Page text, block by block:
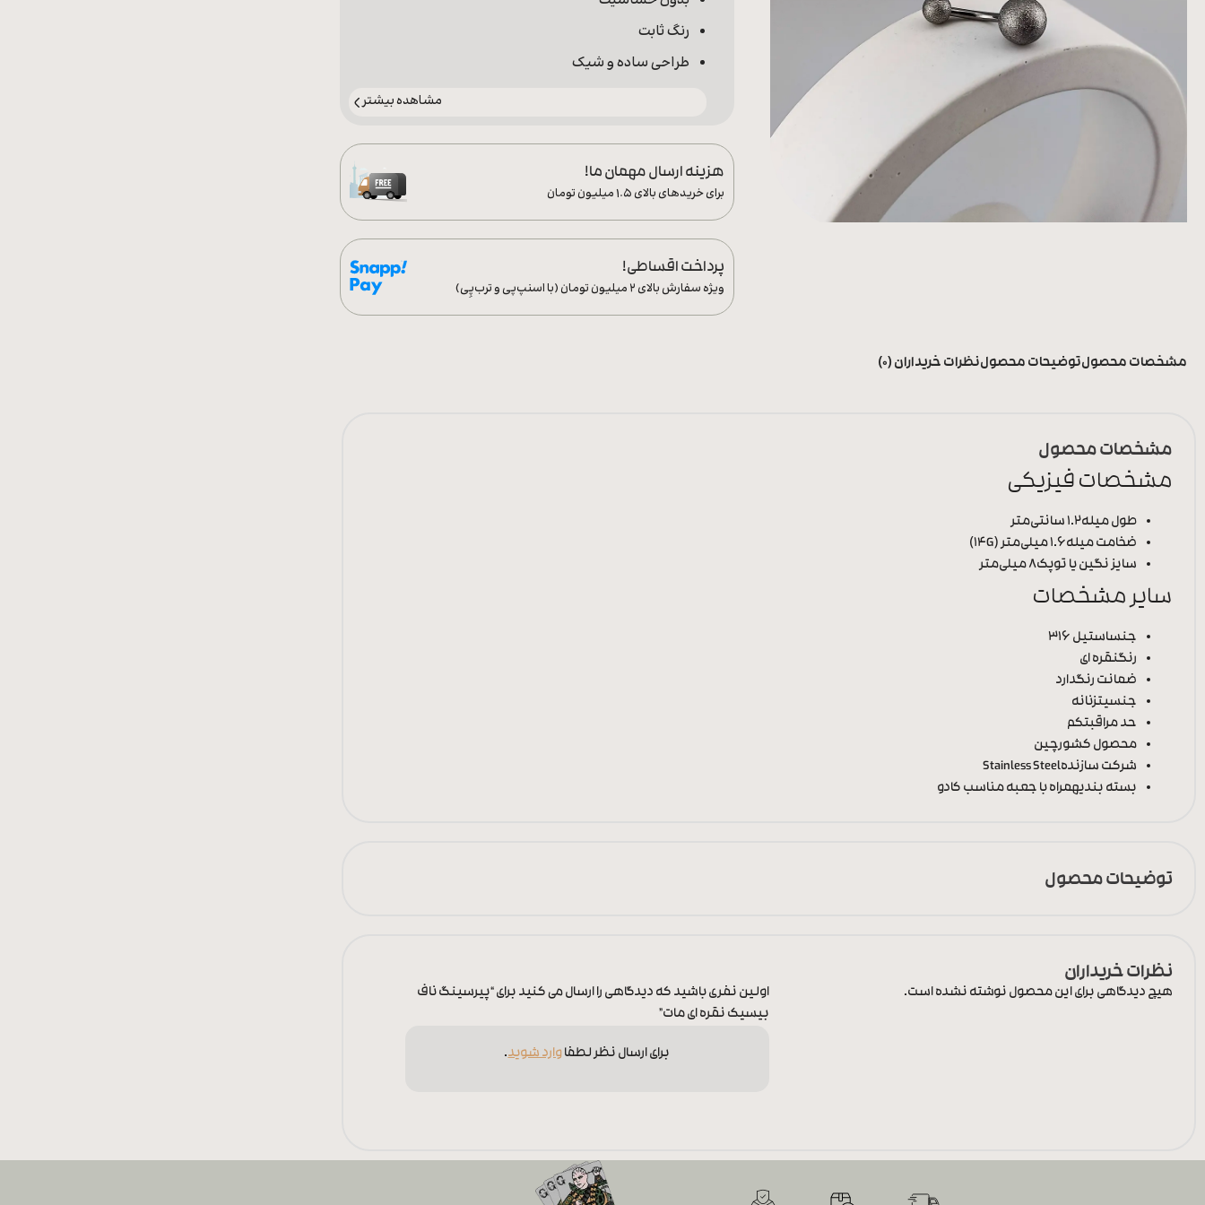
رنگ ثابت
طراحی ساده و شیک
مشاهده بیشتر
هزینه ارسال مهمان ما!
برای خریدهای بالای ۱.۵ میلیون تومان
پرداخت اقساطی!
ویژه سفارش‌ بالای ۲ میلیون تومان (با اسنپ‌پی و ترب‌پِی)
مشخصات محصولتوضیحات محصولنظرات خریداران (0)
مشخصات محصول
مشخصات فیزیکی
طول میله1.2 سانتی‌متر
ضخامت میله1.6 میلی‌متر (14G)
سایز نگین یا توپک8 میلی‌متر
سایر مشخصات
جنساستیل 316
رنگنقره ای
ضمانت رنگدارد
جنسیتزنانه
حد مراقبتکم
محصول کشورچین
شرکت سازندهStainless Steel
بسته بندیهمراه با جعبه مناسب کادو
توضیحات محصول
نظرات خریداران
هیچ دیدگاهی برای این محصول نوشته نشده است.
اولین نفری باشید که دیدگاهی را ارسال می کنید برای “پیرسینگ ناف
بیسیک نقره ای مات”
برای ارسال نظر لطفاوارد شوید.